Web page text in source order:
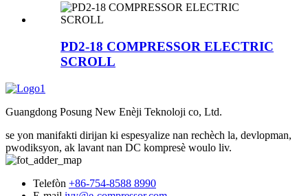
PD2-18 COMPRESSOR ELECTRIC
SCROLL
Guangdong Posung New Enèji Teknoloji co, Ltd.
se yon manifakti dirijan ki espesyalize nan rechèch la, devlopman,
pwodiksyon, ak lavant nan DC kompresè woulo liv.
Telefòn +86-754-8588 8990